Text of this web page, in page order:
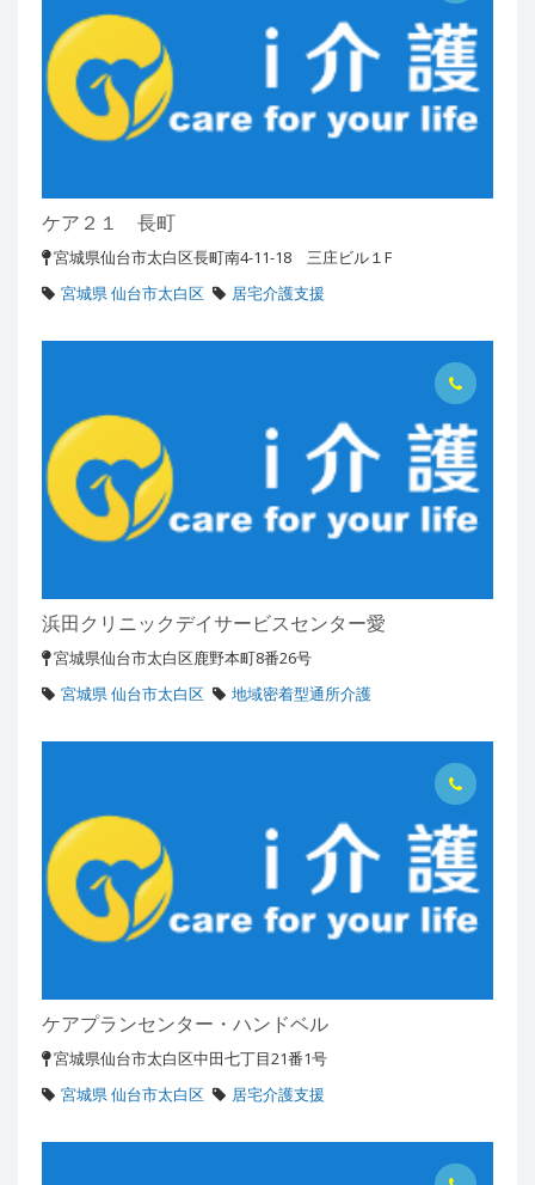
ケア２１ 長町
宮城県仙台市太白区長町南4-11-18 三庄ビル１F
宮城県 仙台市太白区
居宅介護支援
浜田クリニックデイサービスセンター愛
宮城県仙台市太白区鹿野本町8番26号
宮城県 仙台市太白区
地域密着型通所介護
ケアプランセンター・ハンドベル
宮城県仙台市太白区中田七丁目21番1号
宮城県 仙台市太白区
居宅介護支援